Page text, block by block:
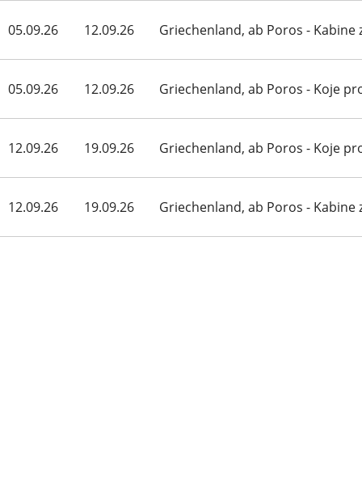
05.09.26 12.09.26 Griechenland, ab Poros - Kabine
05.09.26 12.09.26 Griechenland, ab Poros - Koje
12.09.26 19.09.26 Griechenland, ab Poros - Koje
12.09.26 19.09.26 Griechenland, ab Poros - Kabine